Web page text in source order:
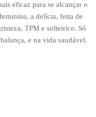
eficaz para se alcançar o
a delícia, feita de
TPM e solteirice. Só
e na vida saudável.